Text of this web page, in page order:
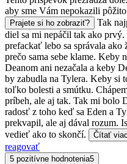
aby sme Vám nepokazili
Prajete si ho zobraziť?
Tak
diel sa mi nepáčil tak ako
prefackať lebo sa správala
prečo sama sebe klame. Keby
Deanom ani nezačala a keby
by zabudla na Tylera. Keby si
toľko bolesti a smútku.
príbeh, ale aj tak. Tak mi bolo
radosť z toho keď sa Eden a
prekvapil, ale aj dával rozum.
vedieť ako to skončí.
Čítať viac
reagovať
5 pozitívne hodnotenia5